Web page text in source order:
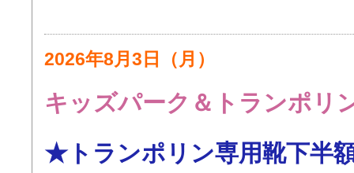
2026年8月3日（月）
キッズパーク＆トランポリ
★トランポリン専用靴下半